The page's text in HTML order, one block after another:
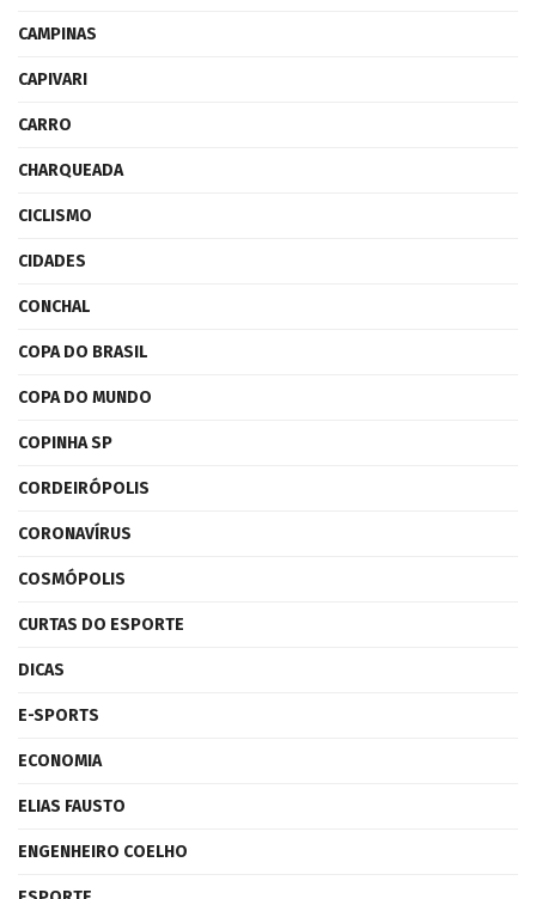
CAMPINAS
CAPIVARI
CARRO
CHARQUEADA
CICLISMO
CIDADES
CONCHAL
COPA DO BRASIL
COPA DO MUNDO
COPINHA SP
CORDEIRÓPOLIS
CORONAVÍRUS
COSMÓPOLIS
CURTAS DO ESPORTE
DICAS
E-SPORTS
ECONOMIA
ELIAS FAUSTO
ENGENHEIRO COELHO